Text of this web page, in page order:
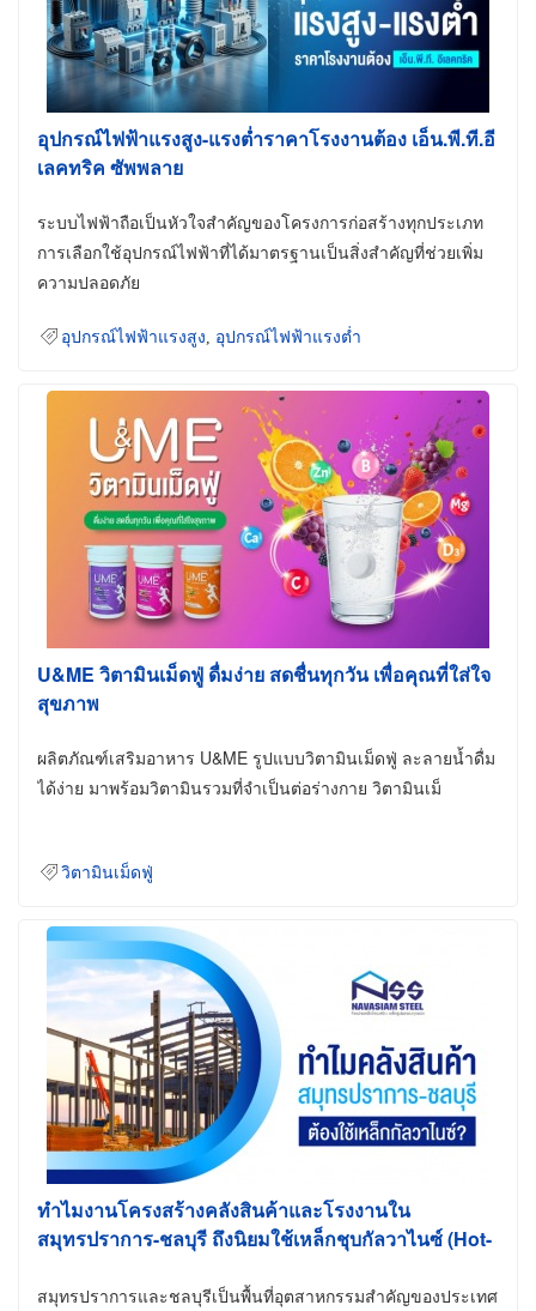
อุปกรณ์ไฟฟ้าแรงสูง-แรงต่ำราคาโรงงานต้อง เอ็น.พี.ที.อี
เลคทริค ซัพพลาย
ระบบไฟฟ้าถือเป็นหัวใจสำคัญของโครงการก่อสร้างทุกประเภท
การเลือกใช้อุปกรณ์ไฟฟ้าที่ได้มาตรฐานเป็นสิ่งสำคัญที่ช่วยเพิ่ม
ความปลอดภัย
อุปกรณ์ไฟฟ้าแรงสูง อุปกรณ์ไฟฟ้าแรงต่ำ
U&ME วิตามินเม็ดฟู่ ดื่มง่าย สดชื่นทุกวัน เพื่อคุณที่ใส่ใจ
สุขภาพ
ผลิตภัณฑ์เสริมอาหาร U&ME รูปแบบวิตามินเม็ดฟู่ ละลายน้ำดื่ม
ได้ง่าย มาพร้อมวิตามินรวมที่จำเป็นต่อร่างกาย วิตามินเม็
วิตามินเม็ดฟู่
ทำไมงานโครงสร้างคลังสินค้าและโรงงานใน
สมุทรปราการ-ชลบุรี ถึงนิยมใช้เหล็กชุบกัลวาไนซ์ (Hot-
สมุทรปราการและชลบุรีเป็นพื้นที่อุตสาหกรรมสำคัญของประเทศ